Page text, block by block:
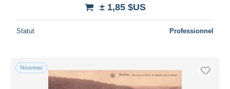
± 1,85 $US
Statut Professionnel
Nouveau